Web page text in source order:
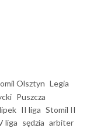
Olsztyn Legia
Puszcza
II liga Stomil II
liga sędzia arbiter